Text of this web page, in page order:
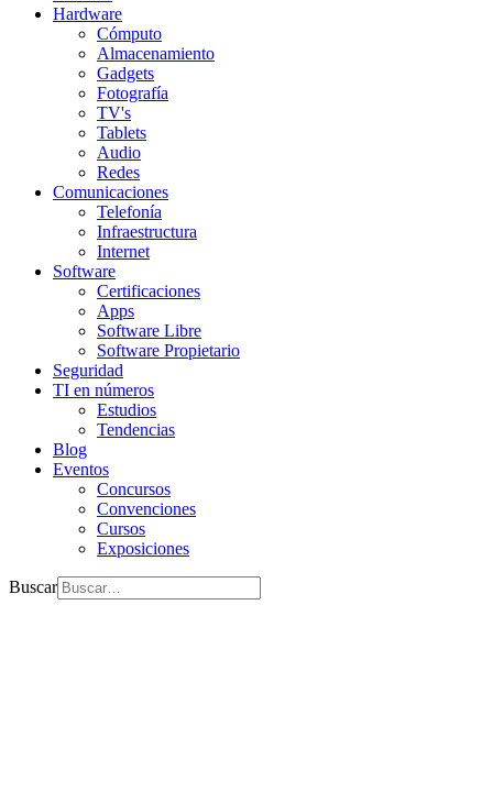
Hardware
Cómputo
Almacenamiento
Gadgets
Fotografía
TV's
Tablets
Audio
Redes
Comunicaciones
Telefonía
Infraestructura
Internet
Software
Certificaciones
Apps
Software Libre
Software Propietario
Seguridad
TI en números
Estudios
Tendencias
Blog
Eventos
Concursos
Convenciones
Cursos
Exposiciones
Buscar